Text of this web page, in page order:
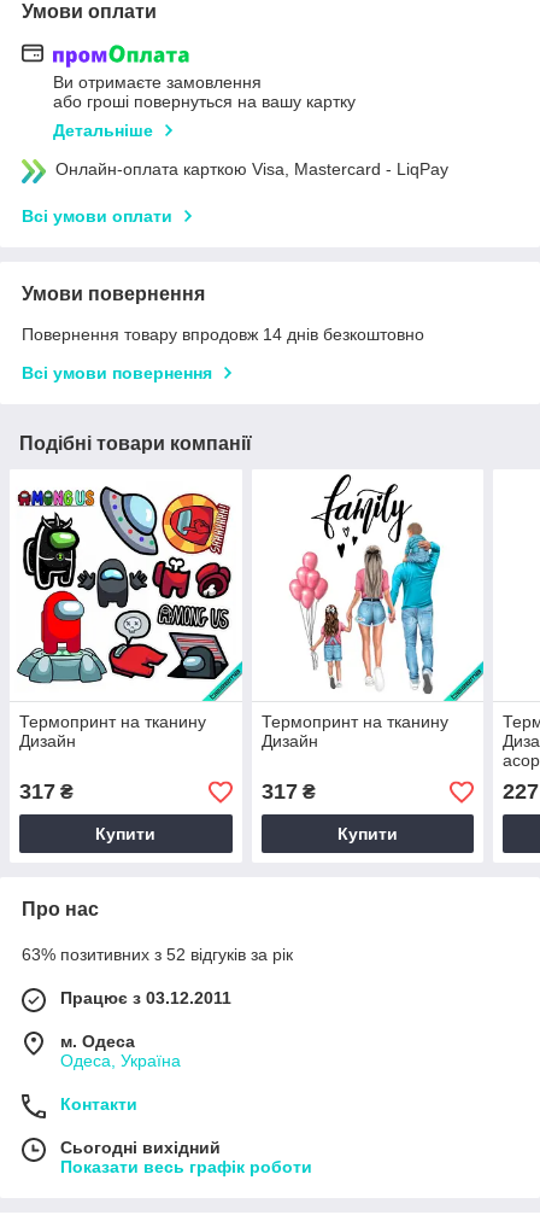
Умови оплати
Ви отримаєте замовлення
або гроші повернуться на вашу картку
Детальніше
Онлайн-оплата карткою Visa, Mastercard - LiqPay
Всі умови оплати
Умови повернення
Повернення товару впродовж 14 днів безкоштовно
Всі умови повернення
Подібні товари компанії
Термопринт на тканину
Дизайн
317 ₴
Купити
Термопринт на тканину
Дизайн
317₴
Купити
227
Про нас
63% позитивних з 52 відгуків за рік
Працює з 03.12.2011
м. Одеса
Одеса, Україна
Контакти
Сьогодні вихідний
Показати весь графік роботи